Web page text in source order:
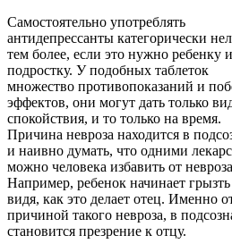
Самостоятельно употреблять
антидепрессанты категорически
тем более, если это нужно ребенку
подростку. У подобных таблеток
множество противопоказаний и
эффектов, они могут дать только
спокойствия, и то только на время.
Причина невроза находится в
и наивно думать, что одними
можно человека избавить от
Например, ребенок начинает
видя, как это делает отец. Именно
причиной такого невроза, в
становится презрение к отцу.